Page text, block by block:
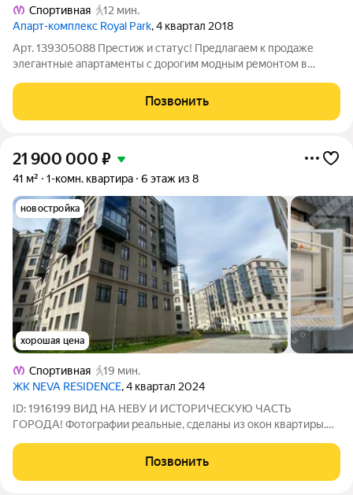
Спортивная
12 мин.
Апарт-комплекс Royal Park, 4 квартал 2018
Арт. 139305088 Престиж и статус! Предлагаем к продаже
элегантные апартаменты с дорогим модным ремонтом в
острове. Высокий этаж, первая линия, вид на воду и яхтенную
марину. Дорогие материалы,
Позвонить
21 900 000 ₽
41 м² 1-комн. квартира 6 этаж из 8
новостройка
хорошая цена
Спортивная
19 мин.
ЖК NEVA RESIDENCE, 4 квартал 2024
ID: 1916199 ВИД НА НЕВУ И ИСТОРИЧЕСКУЮ ЧАСТЬ
ГОРОДА! Фотографии реальные, сделаны из окон квартиры.
просторная евро 2-х комнатная квартира с уникальным
открыточным видом. Из окон квартиры
Позвонить